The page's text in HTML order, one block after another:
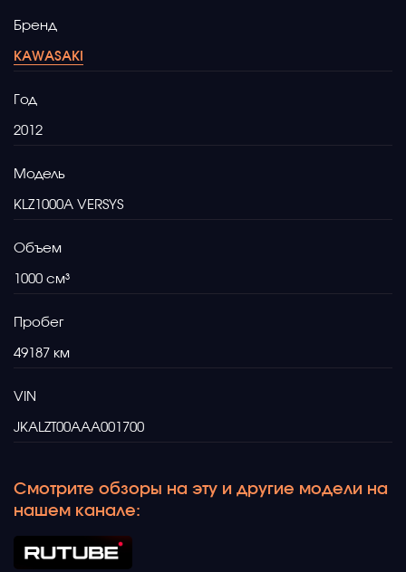
Бренд
KAWASAKI
Год
2012
Модель
KLZ1000A VERSYS
Объем
1000
Пробег
49187
VIN
JKALZT00AAA001700
Смотрите обзоры на эту и другие модели на
нашем канале: